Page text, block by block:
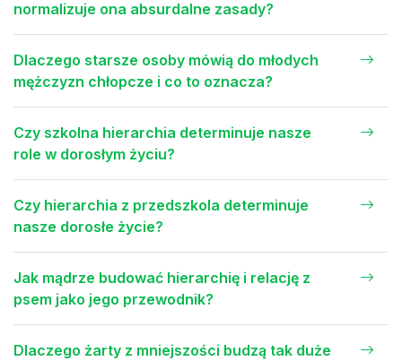
normalizuje ona absurdalne zasady?
Dlaczego starsze osoby mówią do młodych
mężczyzn chłopcze i co to oznacza?
Czy szkolna hierarchia determinuje nasze
role w dorosłym życiu?
Czy hierarchia z przedszkola determinuje
nasze dorosłe życie?
Jak mądrze budować hierarchię i relację z
psem jako jego przewodnik?
Dlaczego żarty z mniejszości budzą tak duże